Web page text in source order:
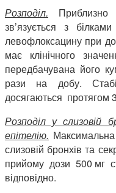
Розподіл.
зв’язується з
левофлоксацину при
має клінічного
передбачувана його
рази на добу.
досягаються протягом
Розподіл у слизовій
епітелію.
слизовій бронхів та
прийому дози 500 мг
відповідно.